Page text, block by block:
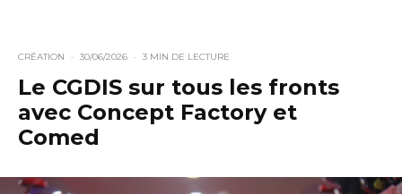
CRÉATION · 30/06/2026 · 3 MIN DE LECTURE
Le CGDIS sur tous les fronts
avec Concept Factory et
Comed